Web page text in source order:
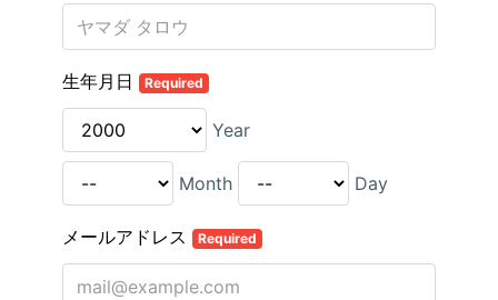
生年月日 Required
Year
Month Day
メールアドレス Required